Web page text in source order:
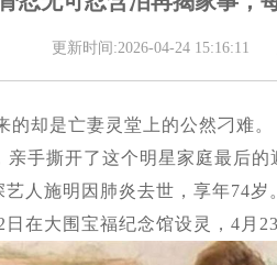
更新时间:2026-04-24 15:16:11
的却是亡妻灵堂上的公然刁难
手撕开了这个明星家庭最后的
艺人施明因肺炎去世，享年74
在大围宝福纪念馆设灵，4月